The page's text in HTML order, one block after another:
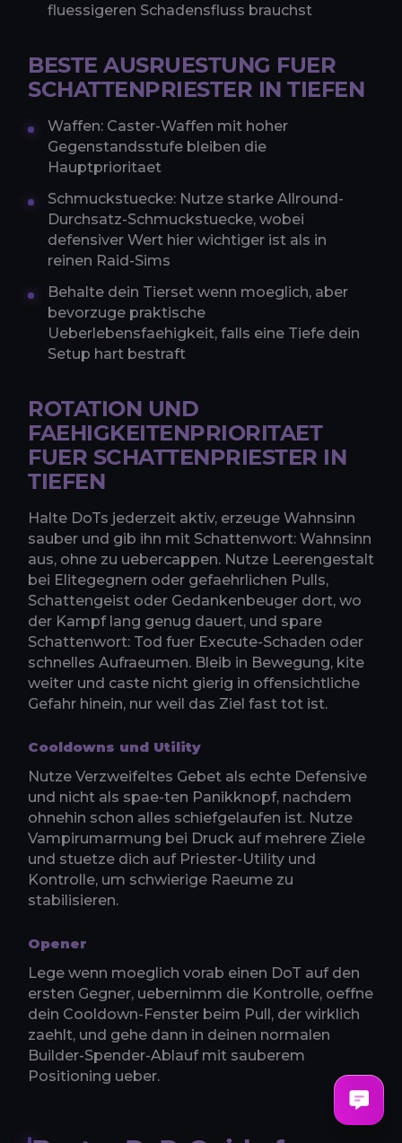
fluessigeren Schadensfluss brauchst
BESTE AUSRUESTUNG FUER
SCHATTENPRIESTER IN TIEFEN
Waffen: Caster-Waffen mit hoher
Gegenstandsstufe bleiben die
Hauptprioritaet
Schmuckstuecke: Nutze starke Allround-
Durchsatz-Schmuckstuecke, wobei
defensiver Wert hier wichtiger ist als in
reinen Raid-Sims
Behalte dein Tierset wenn moeglich, aber
bevorzuge praktische
Ueberlebensfaehigkeit, falls eine Tiefe dein
Setup hart bestraft
ROTATION UND
FAEHIGKEITENPRIORITAET
FUER SCHATTENPRIESTER IN
TIEFEN
Halte DoTs jederzeit aktiv, erzeuge Wahnsinn
sauber und gib ihn mit Schattenwort: Wahnsinn
aus, ohne zu uebercappen. Nutze Leerengestalt
bei Elitegegnern oder gefaehrlichen Pulls,
Schattengeist oder Gedankenbeuger dort, wo
der Kampf lang genug dauert, und spare
Schattenwort: Tod fuer Execute-Schaden oder
schnelles Aufraeumen. Bleib in Bewegung, kite
weiter und caste nicht gierig in offensichtliche
Gefahr hinein, nur weil das Ziel fast tot ist.
Cooldowns und Utility
Nutze Verzweifeltes Gebet als echte Defensive
und nicht als spae-ten Panikknopf, nachdem
ohnehin schon alles schiefgelaufen ist. Nutze
Vampirumarmung bei Druck auf mehrere Ziele
und stuetze dich auf Priester-Utility und
Kontrolle, um schwierige Raeume zu
stabilisieren.
Opener
Lege wenn moeglich vorab einen DoT auf den
ersten Gegner, uebernimm die Kontrolle, oeffne
dein Cooldown-Fenster beim Pull, der wirklich
zaehlt, und gehe dann in deinen normalen
Builder-Spender-Ablauf mit sauberem
Positioning ueber.